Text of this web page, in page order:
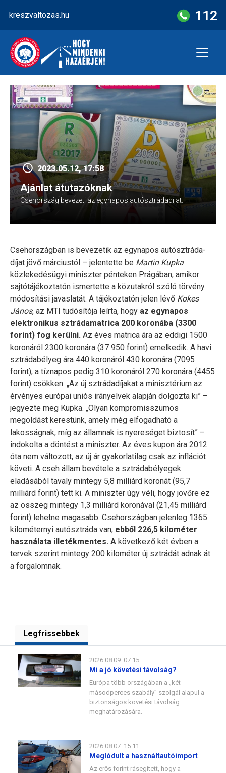
content
kreszvaltozas.hu 112
2023.05.12, 17:58
Ajánlat átutazóknak
Csehország bevezeti az egynapos autósztrádadíjat.
Csehországban is bevezetik az egynapos autósztráda-
díjat jövő márciustól – jelentette be Martin Kupka
közlekedésügyi miniszter pénteken Prágában, amikor
sajtótájékoztatón ismertette a közutakról szóló törvény
módosítási javaslatát. A tájékoztatón jelen lévő Kokes
János, az MTI tudósítója leírta, hogy az egynapos
elektronikus sztrádamatrica 200 koronába (3300
forint) fog kerülni. Az éves matrica ára az eddigi 1500
koronáról 2300 koronára (37 950 forint) emelkedik. A havi
sztrádabélyeg ára 440 koronáról 430 koronára (7095
forint), a tíznapos pedig 310 koronáról 270 koronára (4455
forint) csökken. „Az új sztrádadíjakat a minisztérium az
érvényes európai uniós irányelvek alapján dolgozta ki” –
jegyezte meg Kupka. „Olyan kompromisszumos
megoldást kerestünk, amely még elfogadható a
lakosságnak, míg az államnak is nyereséget biztosít” –
indokolta a döntést a miniszter. Az éves kupon ára 2012
óta nem változott, az új ár gyakorlatilag csak az inflációt
követi. A cseh állam bevétele a sztrádabélyegek
eladásából tavaly mintegy 5,8 milliárd koronát (95,7
milliárd forint) tett ki. A miniszter úgy véli, hogy jövőre ez
az összeg mintegy 1,3 milliárd koronával (21,45 milliárd
forint) lehetne magasabb. Csehországban jelenleg 1365
kilométernyi autósztráda van, ebből 226,5 kilométer
használata illetékmentes. A következő két évben a
tervek szerint mintegy 200 kilométer új sztrádát adnak át
a forgalomnak.
Legfrissebbek
2026.08.09. 07:15
Mi a jó követési távolság?
Európa több országában a „két
másodperces szabály” szolgál alapul a
biztonságos követési távolság
meghatározására.
2026.08.07. 15:11
Meglódult a használtautóimport
Az erős forint rásegített, hogy a